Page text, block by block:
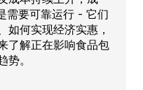
需要可靠运行 - 它们
如何实现经济实惠，
了解正在影响食品包
。